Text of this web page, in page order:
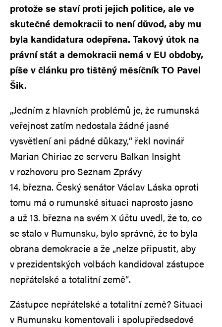
protože se staví proti jejich politice, ale ve
skutečné demokracii to není důvod, aby mu
byla kandidatura odepřena. Takový útok na
právní stát a demokracii nemá v EU obdoby,
píše v článku pro tištěný měsíčník TO Pavel
Šik.
„Jedním z hlavních problémů je, že rumunská
veřejnost zatím nedostala žádné jasné
vysvětlení ani pádné důkazy,“ řekl novinář
Marian Chiriac ze serveru Balkan Insight
v rozhovoru pro Seznam Zprávy
14. března. Český senátor Václav Láska oproti
tomu má o rumunské situaci naprosto jasno
a už 13. března na svém X účtu uvedl, že to, co
se stalo v Rumunsku, bylo správně, že to byla
obrana demokracie a že „nelze připustit, aby
v prezidentských volbách kandidoval zástupce
nepřátelské a totalitní země“.
Zástupce nepřátelské a totalitní země? Situaci
v Rumunsku komentovali i spolupředsedové